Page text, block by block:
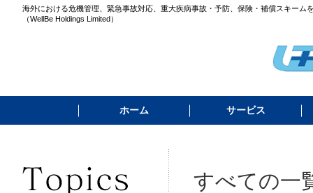
海外における危機管理、緊急事故対応、重大疾病事故・予防、保険・補償スキーム
（WellBe Holdings Limited）
ホーム サービス
すべての一